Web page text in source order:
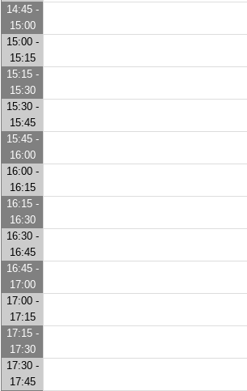
14:45 -
15:00
15:00 -
15:15
15:15 -
15:30
15:30 -
15:45
15:45 -
16:00
16:00 -
16:15
16:15 -
16:30
16:30 -
16:45
16:45 -
17:00
17:00 -
17:15
17:15 -
17:30
17:30 -
17:45